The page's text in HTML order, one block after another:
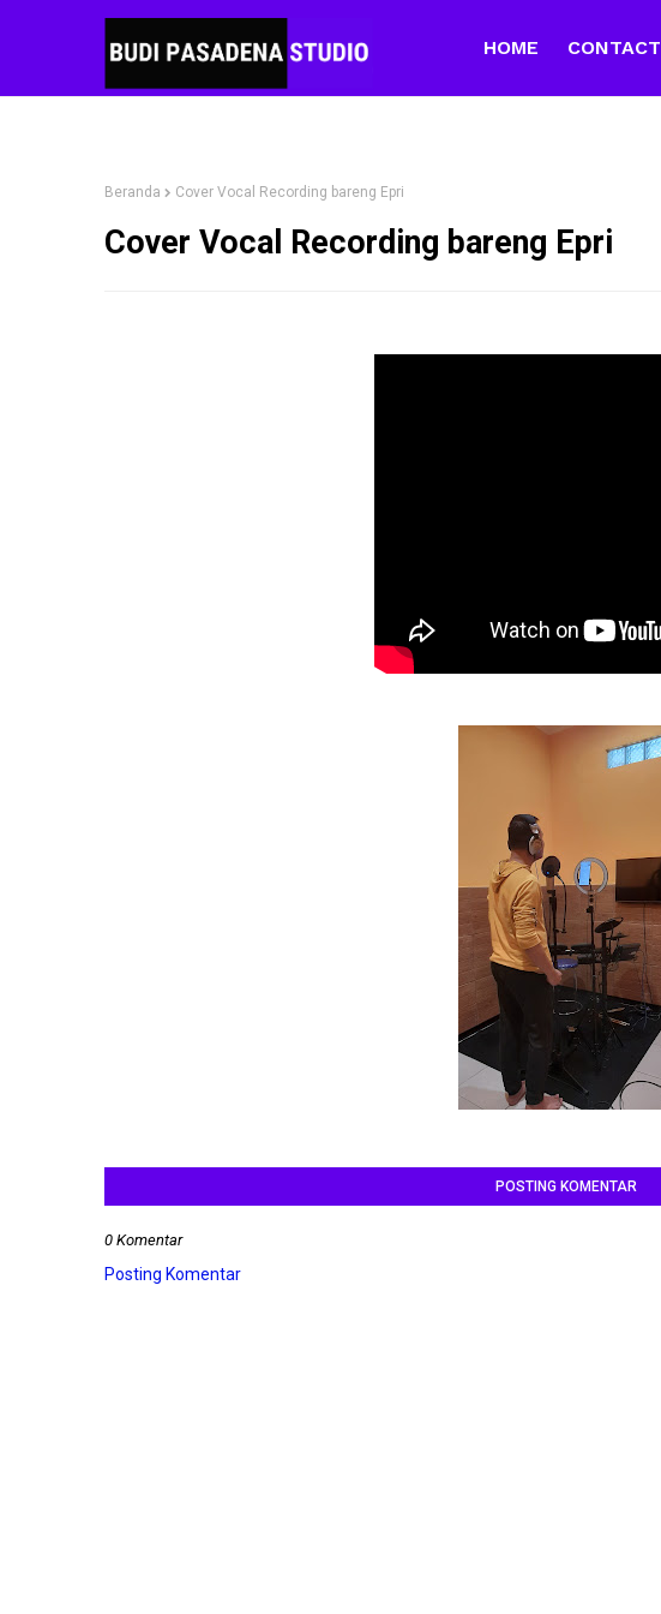
HOME CONTACT
Beranda Cover Vocal Recording bareng Epri
Cover Vocal Recording bareng Epri
POSTING KOMENTAR
0 Komentar
Posting Komentar